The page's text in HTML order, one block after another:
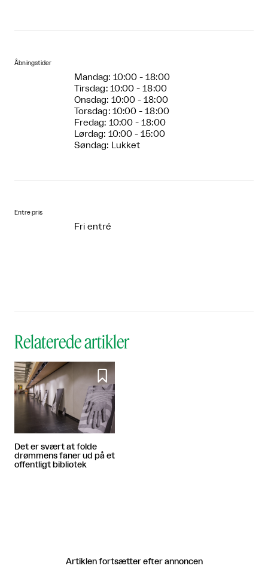
Åbningstider
Mandag: 10:00 - 18:00
Tirsdag: 10:00 - 18:00
Onsdag: 10:00 - 18:00
Torsdag: 10:00 - 18:00
Fredag: 10:00 - 18:00
Lørdag: 10:00 - 15:00
Søndag: Lukket
Entre pris
Fri entré
Relaterede artikler

Det er svært at folde
drømmens faner ud på et
offentligt bibliotek
Artiklen fortsætter efter annoncen